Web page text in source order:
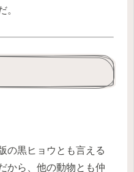
。
の黒ヒョウとも言える
から、他の動物とも仲